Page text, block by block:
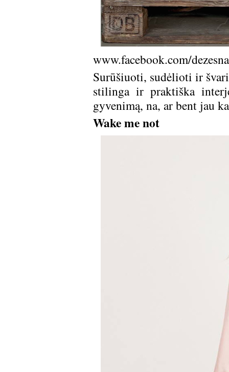
www.facebook.com/
Surūšiuoti, sudėlioti ir
stilinga ir praktiška
gyvenimą, na, ar bent jau
Wake me not